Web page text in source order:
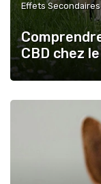
Effets
CBD chez